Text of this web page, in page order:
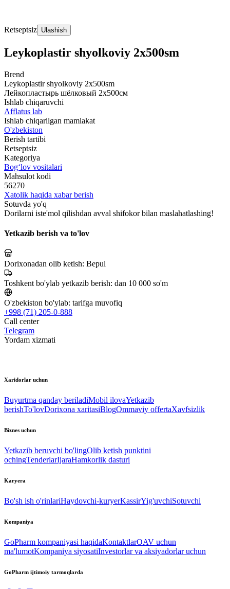
Retseptsiz Ulashish
Leykoplastir shyolkoviy 2x500sm
Brend
Leykoplastir shyolkoviy 2x500sm
Лейкопластырь шёлковый 2х500см
Ishlab chiqaruvchi
Afflatus lab
Ishlab chiqarilgan mamlakat
O'zbekiston
Berish tartibi
Retseptsiz
Kategoriya
Bog‘lov vositalari
Mahsulot kodi
56270
Xatolik haqida xabar berish
Sotuvda yo'q
Dorilarni iste'mol qilishdan avval shifokor bilan maslahatlashing!
Yetkazib berish va to'lov
Dorixonadan olib ketish: Bepul
Toshkent bo'ylab yetkazib berish: dan 10 000 so'm
O'zbekiston bo'ylab: tarifga muvofiq
+998 (71) 205-0-888
Call center
Telegram
Yordam xizmati
Xaridorlar uchun
Buyurtma qanday beriladiMobil ilovaYetkazib
berishTo'lovDorixona xaritasiBlogOmmaviy offertaXavfsizlik
Biznes uchun
Yetkazib beruvchi bo'lingOlib ketish punktini
ochingTenderlarIjaraHamkorlik dasturi
Karyera
Bo'sh ish o'rinlariHaydovchi-kuryerKassirYig'uvchiSotuvchi
Kompaniya
GoPharm kompaniyasi haqidaKontaktlarOAV uchun
ma'lumotKompaniya siyosatiInvestorlar va aksiyadorlar uchun
GoPharm ijtimoiy tarmoqlarda